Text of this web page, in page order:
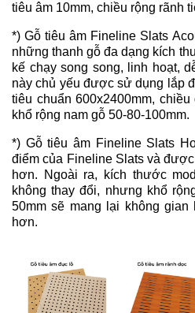
tiêu âm 10mm, chiều rộng rãnh
*) Gỗ tiêu âm Fineline Slats
những thanh gỗ đa dạng kích
kế chạy song song, linh hoạt,
này chủ yếu được sử dụng lắp
tiêu chuẩn 600x2400mm,
khổ rộng nam gỗ 50-80-100mm.
*) Gỗ tiêu âm Fineline Slats
điểm của Fineline Slats và
hơn. Ngoài ra, kích thước
không thay đổi, nhưng khổ
50mm sẽ mang lại không
hơn.